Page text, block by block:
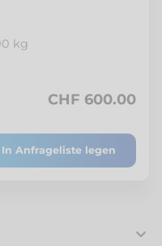
kg
CHF 600.00
In Anfrageliste legen